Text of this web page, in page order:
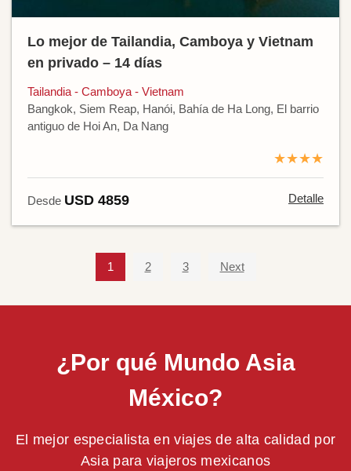
Lo mejor de Tailandia, Camboya y Vietnam
en privado – 14 días
Tailandia - Camboya - Vietnam
Bangkok, Siem Reap, Hanói, Bahía de Ha Long, El barrio
antiguo de Hoi An, Da Nang
★★★★
Desde USD 4859 Detalle
1 2 3 Next
¿Por qué Mundo Asia
México?
El mejor especialista en viajes de alta calidad por
Asia para viajeros mexicanos